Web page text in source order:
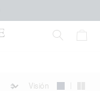
Visión